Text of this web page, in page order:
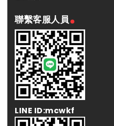
聯繫客服人員
LINE ID:mcwkf